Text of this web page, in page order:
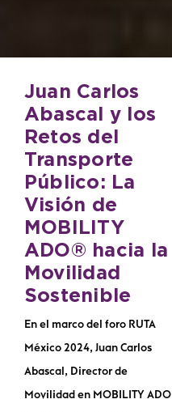
Juan Carlos
Abascal y los
Retos del
Transporte
Público: La
Visión de
MOBILITY
ADO® hacia la
Movilidad
Sostenible
En el marco del foro RUTA
México 2024, Juan Carlos
Abascal, Director de
Movilidad en MOBILITY ADO